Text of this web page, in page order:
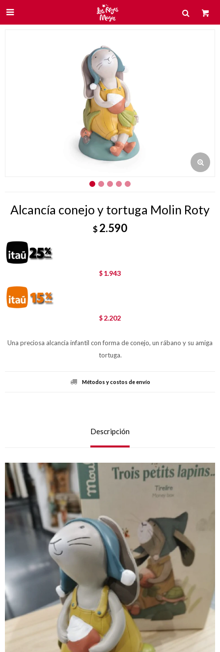

Alcancía conejo y tortuga Molin Roty
$2.590
$ 1.943
$ 2.202
Una preciosa alcancía infantil con forma de conejo, un rábano y su amiga
tortuga.
Métodos y costos de envío
Descripción